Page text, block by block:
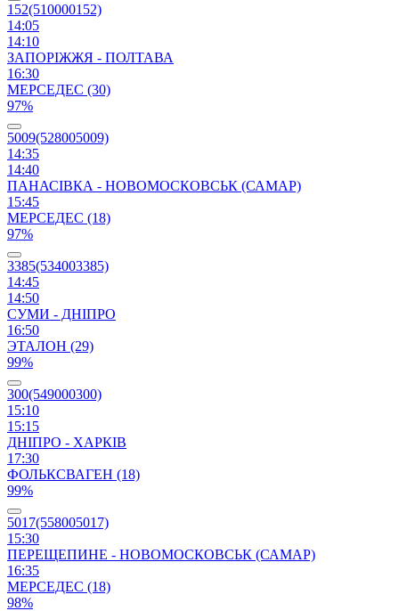
152(510000152)
14:05
14:10
ЗАПОРІЖЖЯ - ПОЛТАВА
16:30
МЕРСЕДЕС (30)
97%
5009(528005009)
14:35
14:40
ПАНАСІВКА - НОВОМОСКОВСЬК (САМАР)
15:45
МЕРСЕДЕС (18)
97%
3385(534003385)
14:45
14:50
СУМИ - ДНІПРО
16:50
ЭТАЛОН (29)
99%
300(549000300)
15:10
15:15
ДНІПРО - ХАРКІВ
17:30
ФОЛЬКСВАГЕН (18)
99%
5017(558005017)
15:30
ПЕРЕЩЕПИНЕ - НОВОМОСКОВСЬК (САМАР)
16:35
МЕРСЕДЕС (18)
98%